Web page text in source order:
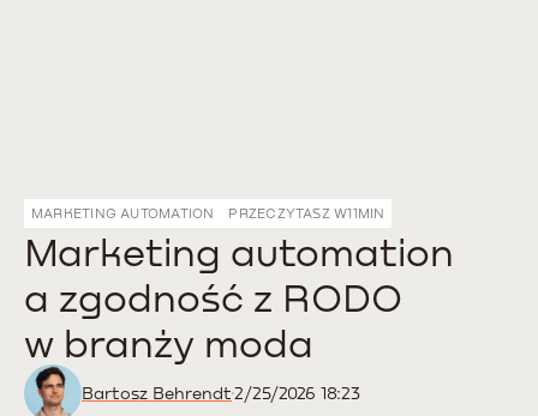
MARKETING AUTOMATION PRZECZYTASZ W11MIN
Marketing automation
a zgodność z RODO
w branży moda
Bartosz Behrendt2/25/2026 18:23